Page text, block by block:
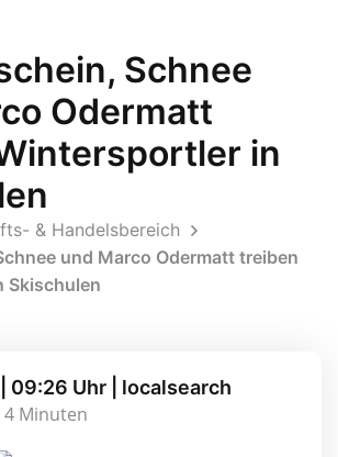
Schnee
Odermatt
in
& Handelsbereich
und Marco Odermatt treiben
Skischulen
09:26 Uhr | localsearch
4 Minuten